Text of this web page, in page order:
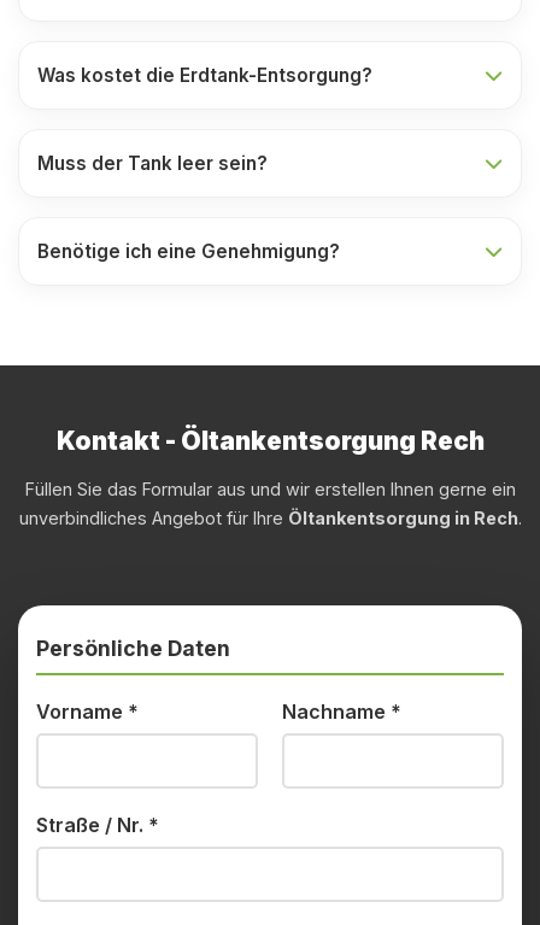
Was kostet die Erdtank-Entsorgung?
Muss der Tank leer sein?
Benötige ich eine Genehmigung?
Kontakt - Öltankentsorgung Rech
Füllen Sie das Formular aus und wir erstellen Ihnen gerne ein
unverbindliches Angebot für Ihre Öltankentsorgung in Rech.
Persönliche Daten
Vorname * Nachname *
Straße / Nr. *